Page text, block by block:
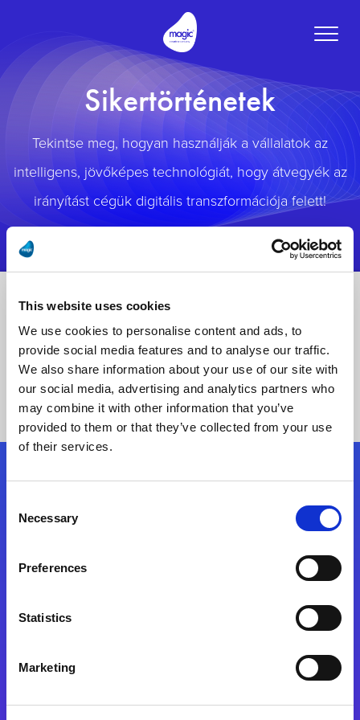
This website uses cookies
We use cookies to personalise content and ads, to
provide social media features and to analyse our traffic.
We also share information about your use of our site with
our social media, advertising and analytics partners who
may combine it with other information that you’ve
provided to them or that they’ve collected from your use
of their services.
Selection
Necessary
Preferences
Statistics
Marketing
Toggle
Sikertörténetek
Tekintse meg, hogyan használják a vállalatok az
intelligens, jövőképes technológiát, hogy átvegyék az
irányítást cégük digitális transzformációja felett!
Kövessen minket!